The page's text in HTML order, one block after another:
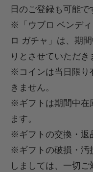
日のご登録も可能で
※ 「ウブロ ベンデ
ロ ガチャ」 は、期
りとさせていただき
※ コインは当日限り
きません。
※ギフト は期間中在
ます。
※ギフトの交換・返
※ギフトの破損・汚
しましては、一切ご